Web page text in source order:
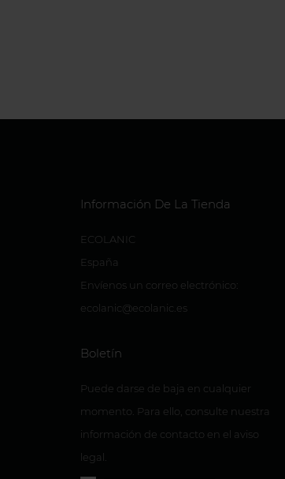
Información De La Tienda
ECOLANIC
España
Envíenos un correo electrónico:
ecolanic@ecolanic.es
Boletín
Puede darse de baja en cualquier
momento. Para ello, consulte nuestra
información de contacto en el aviso
legal.